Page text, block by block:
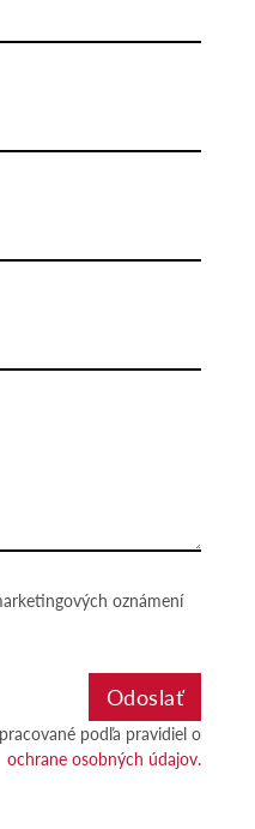
oznámení
podľa pravidiel o
ochrane osobných údajov.